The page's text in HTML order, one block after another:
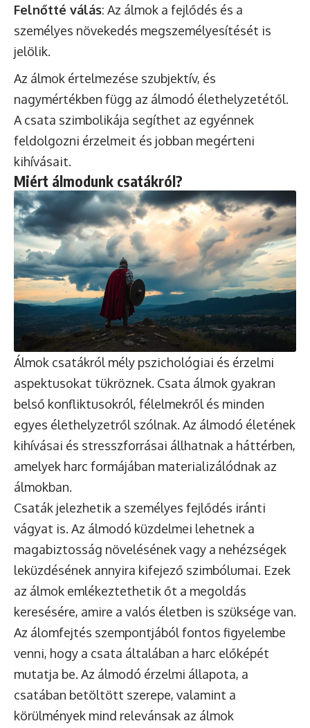
Felnőtté válás: Az álmok a fejlődés és a
személyes növekedés megszemélyesítését is
jelölik.
Az álmok értelmezése szubjektív, és
nagymértékben függ az álmodó élethelyzetétől.
A csata szimbolikája segíthet az egyénnek
feldolgozni érzelmeit és jobban megérteni
kihívásait.
Miért álmodunk csatákról?
Álmok csatákról mély pszichológiai és érzelmi
aspektusokat tükröznek. Csata álmok gyakran
belső konfliktusokról, félelmekről és minden
egyes élethelyzetről szólnak. Az álmodó életének
kihívásai és stresszforrásai állhatnak a háttérben,
amelyek harc formájában materializálódnak az
álmokban.
Csaták jelezhetik a személyes fejlődés iránti
vágyat is. Az álmodó küzdelmei lehetnek a
magabiztosság növelésének vagy a nehézségek
leküzdésének annyira kifejező szimbólumai. Ezek
az álmok emlékeztethetik őt a megoldás
keresésére, amire a valós életben is szüksége van.
Az álomfejtés szempontjából fontos figyelembe
venni, hogy a csata általában a harc előképét
mutatja be. Az álmodó érzelmi állapota, a
csatában betöltött szerepe, valamint a
körülmények mind relevánsak az álmok